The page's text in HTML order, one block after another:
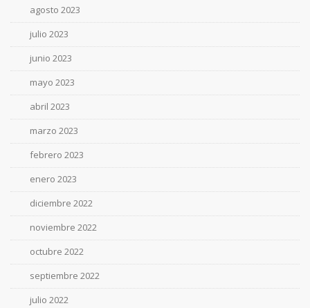
agosto 2023
julio 2023
junio 2023
mayo 2023
abril 2023
marzo 2023
febrero 2023
enero 2023
diciembre 2022
noviembre 2022
octubre 2022
septiembre 2022
julio 2022